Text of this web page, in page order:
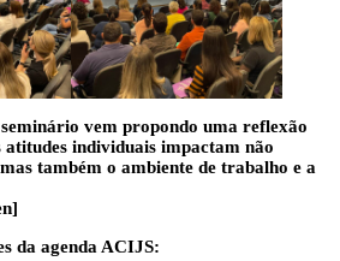
vem propondo uma reflexão
individuais impactam não
também o ambiente de trabalho e a
da agenda ACIJS: